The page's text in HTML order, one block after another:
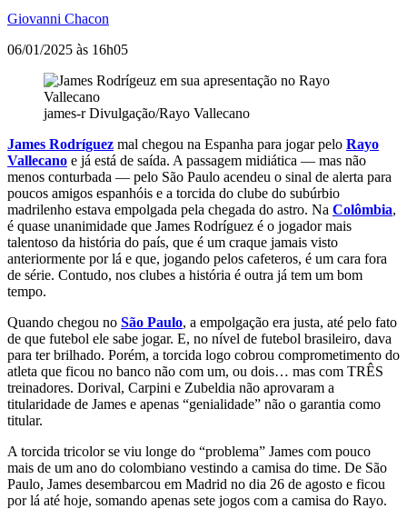
Giovanni Chacon
06/01/2025 às 16h05
james-r Divulgação/Rayo Vallecano
James Rodríguez mal chegou na Espanha para jogar pelo Rayo
Vallecano e já está de saída. A passagem midiática — mas não
menos conturbada — pelo São Paulo acendeu o sinal de alerta para
poucos amigos espanhóis e a torcida do clube do subúrbio
madrilenho estava empolgada pela chegada do astro. Na Colômbia,
é quase unanimidade que James Rodríguez é o jogador mais
talentoso da história do país, que é um craque jamais visto
anteriormente por lá e que, jogando pelos cafeteros, é um cara fora
de série. Contudo, nos clubes a história é outra já tem um bom
tempo.
Quando chegou no São Paulo, a empolgação era justa, até pelo fato
de que futebol ele sabe jogar. E, no nível de futebol brasileiro, dava
para ter brilhado. Porém, a torcida logo cobrou comprometimento do
atleta que ficou no banco não com um, ou dois… mas com TRÊS
treinadores. Dorival, Carpini e Zubeldia não aprovaram a
titularidade de James e apenas “genialidade” não o garantia como
titular.
A torcida tricolor se viu longe do “problema” James com pouco
mais de um ano do colombiano vestindo a camisa do time. De São
Paulo, James desembarcou em Madrid no dia 26 de agosto e ficou
por lá até hoje, somando apenas sete jogos com a camisa do Rayo.